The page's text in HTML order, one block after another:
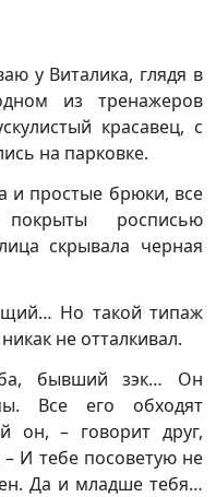
у Виталика, глядя в
из тренажеров
красавец, с
на парковке.
и простые брюки, все
росписью
скрывала черная
Но такой типаж
не отталкивал.
бывший зэк… Он
Все его обходят
он, – говорит друг,
И тебе посоветую не
Да и младше тебя…